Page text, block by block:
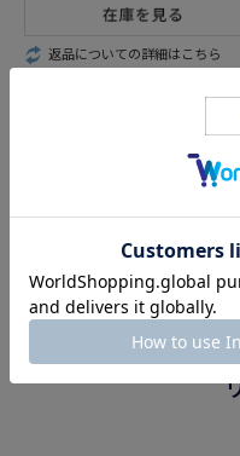
返品についての詳細はこちら
糸を摘みたての状態ま
染色の手法で染めたオ
度を詰めすぎず、一年
い生地感に仕上げてい
ており、前後には飾り
ン。一枚でも、今の時